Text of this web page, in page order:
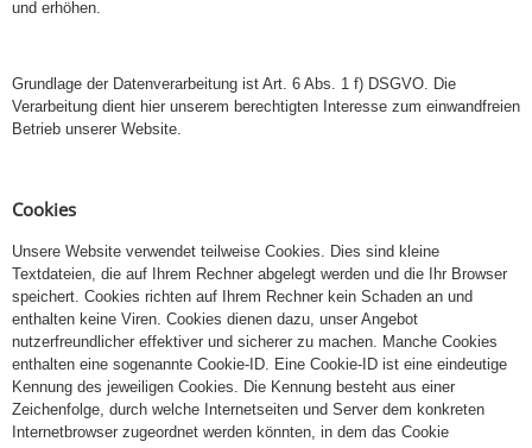
und erhöhen.
Grundlage der Datenverarbeitung ist Art. 6 Abs. 1 f) DSGVO. Die
Verarbeitung dient hier unserem berechtigten Interesse zum einwandfreien
Betrieb unserer Website.
Cookies
Unsere Website verwendet teilweise Cookies. Dies sind kleine
Textdateien, die auf Ihrem Rechner abgelegt werden und die Ihr Browser
speichert. Cookies richten auf Ihrem Rechner kein Schaden an und
enthalten keine Viren. Cookies dienen dazu, unser Angebot
nutzerfreundlicher effektiver und sicherer zu machen. Manche Cookies
enthalten eine sogenannte Cookie-ID. Eine Cookie-ID ist eine eindeutige
Kennung des jeweiligen Cookies. Die Kennung besteht aus einer
Zeichenfolge, durch welche Internetseiten und Server dem konkreten
Internetbrowser zugeordnet werden könnten, in dem das Cookie